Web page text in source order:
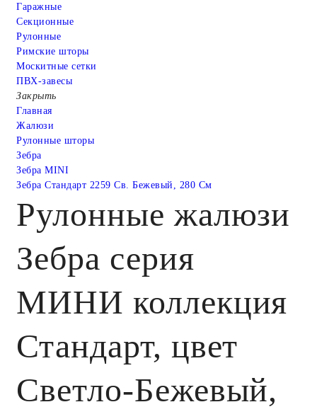
Гаражные
Cекционные
Рулонные
Римские шторы
Москитные сетки
ПВХ-завесы
Закрыть
Главная
Жалюзи
Рулонные шторы
Зебра
Зебра MINI
Зебра Стандарт 2259 Св. Бежевый, 280 См
Рулонные жалюзи
Зебра серия
МИНИ коллекция
Стандарт, цвет
Светло-Бежевый,